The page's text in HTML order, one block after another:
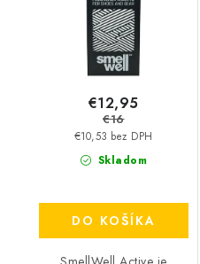
Skladom
€10,53 bez DPH
€12,95
€16
DO KOŠÍKA